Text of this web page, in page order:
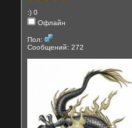
:) 0
Офлайн
Пол:
Сообщений: 272